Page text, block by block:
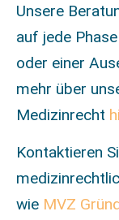
Unsere
auf jede
oder einer
mehr über
Medizinrecht
Kontaktieren
wie MVZ